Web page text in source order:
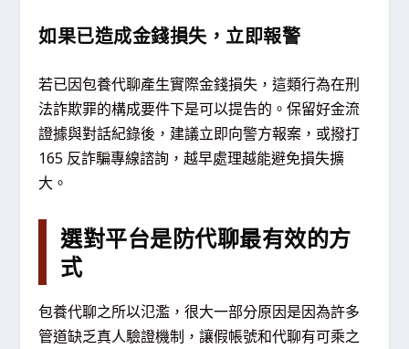
如果已造成金錢損失，立即報警
若已因包養代聊產生實際金錢損失，這類行為在刑
法詐欺罪的構成要件下是可以提告的。保留好金流
證據與對話紀錄後，建議立即向警方報案，或撥打
165 反詐騙專線諮詢，越早處理越能避免損失擴
大。
選對平台是防代聊最有效的方
式
包養代聊之所以氾濫，很大一部分原因是因為許多
管道缺乏真人驗證機制，讓假帳號和代聊有可乘之